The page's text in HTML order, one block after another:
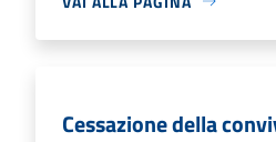
Cessazione della